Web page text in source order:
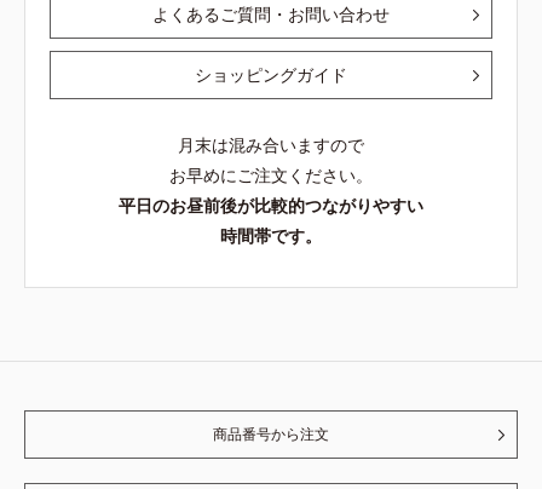
よくあるご質問・お問い合わせ
ショッピングガイド
月末は混み合いますので
お早めにご注文ください。
平日のお昼前後が比較的つながりやすい
時間帯です。
商品番号から注文